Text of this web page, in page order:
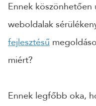
Ennek köszönhetően
weboldalak
fejlesztésű
miért?
Ennek legfőbb oka,